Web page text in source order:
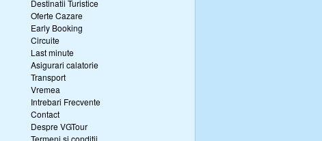
Destinatii Turistice
Oferte Cazare
Early Booking
Circuite
Last minute
Asigurari calatorie
Transport
Vremea
Intrebari Frecvente
Contact
Despre VGTour
Termeni si conditii